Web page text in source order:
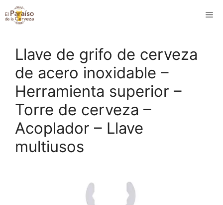
Saltar
al
Llave de grifo de cerveza
de acero inoxidable –
Herramienta superior –
Torre de cerveza –
Acoplador – Llave
multiusos